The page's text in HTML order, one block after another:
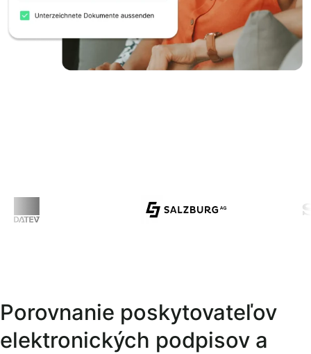
Porovnanie poskytovateľov
elektronických podpisov a